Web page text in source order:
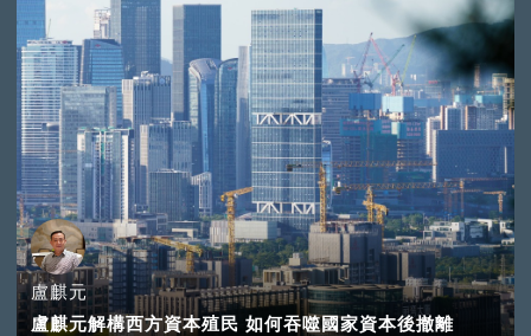
盧麒元
盧麒元解構西方資本殖民 如何吞噬國家資本後撤離